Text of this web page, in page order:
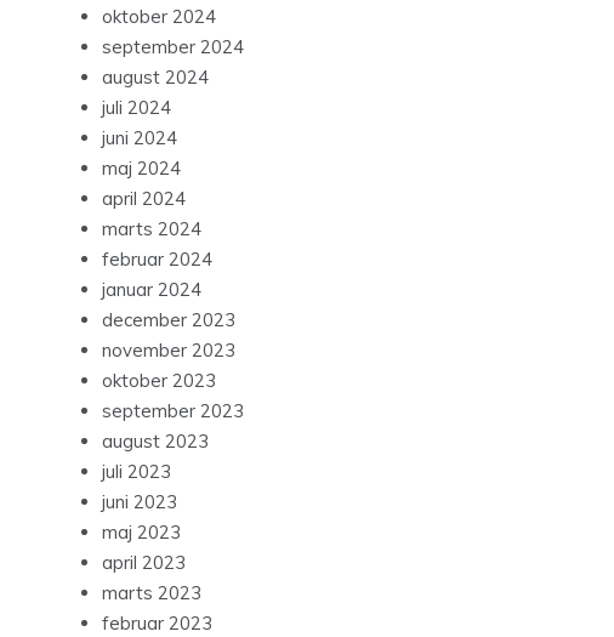
oktober 2024
september 2024
august 2024
juli 2024
juni 2024
maj 2024
april 2024
marts 2024
februar 2024
januar 2024
december 2023
november 2023
oktober 2023
september 2023
august 2023
juli 2023
juni 2023
maj 2023
april 2023
marts 2023
februar 2023